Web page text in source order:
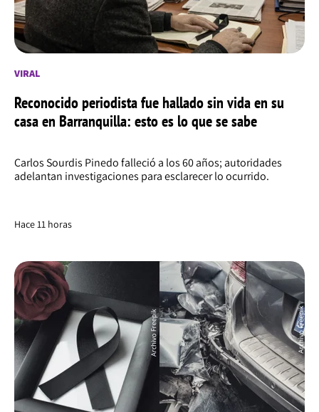
VIRAL
Reconocido periodista fue hallado sin vida en su
casa en Barranquilla: esto es lo que se sabe
Carlos Sourdis Pinedo falleció a los 60 años; autoridades
adelantan investigaciones para esclarecer lo ocurrido.
Hace 11 horas